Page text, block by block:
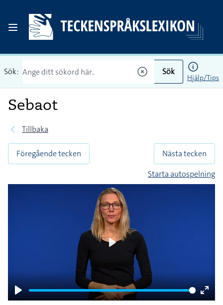
Sök: Sök
Hjälp/Tips
Sebaot
Tillbaka
Föregående tecken
Nästa tecken
Starta autospelning
Play
Enter